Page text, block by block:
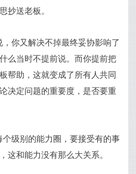
抄送老板。
你又解决不掉最终妥协影响了
么当时不提前说。而你提前把
帮助，这就变成了所有人共同
决定问题的重要度，是否要重
级别的能力圈，要接受有的事
这和能力没有那么大关系。